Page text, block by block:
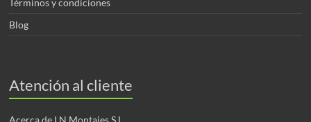
Blog
Atención al cliente
Acerca de I.N.Montajes,S.L.